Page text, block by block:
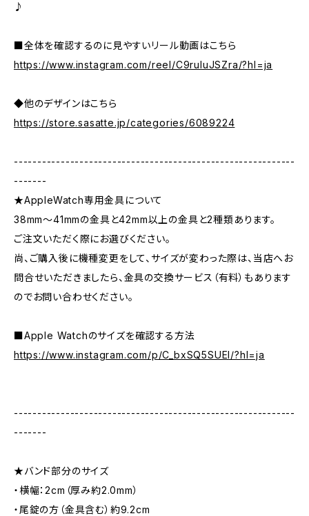
♪
■全体を確認するのに見やすいリール動画はこちら
https://www.instagram.com/reel/C9ruluJSZra/?hl=ja
◆他のデザインはこちら
https://store.sasatte.jp/categories/6089224
------------------------------------------------------------
-------
★AppleWatch専用金具について
38mm〜41mmの金具と42mm以上の金具と2種類あります。
ご注文いただく際にお選びください。
尚、ご購入後に機種変更をして、サイズが変わった際は、当店へお
問合せいただきましたら、金具の交換サービス（有料）もあります
のでお問い合わせください。
■Apple Watchのサイズを確認する方法
https://www.instagram.com/p/C_bxSQ5SUEl/?hl=ja
------------------------------------------------------------
-------
★バンド部分のサイズ
・横幅：2cm（厚み約2.0mm）
・尾錠の方（金具含む）約9.2cm